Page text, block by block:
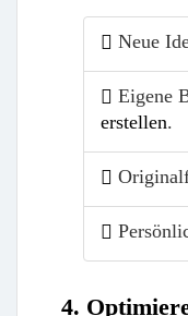
Neue
Eigene
erstellen.
4.